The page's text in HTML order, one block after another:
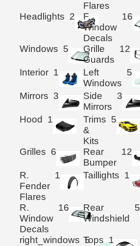
Flares
Headlights 2
F.
Window
Decals
16
Windows 5
Grille
Guards
12
Interior 1
Left
Windows
5
Mirrors 3
Side
Mirrors
3
Hood 1
Trims
&
Kits
5
Grilles 6
Rear
Bumper
12
R.
Fender
Flares
1 Taillights 1
R.
Window
Decals
16
Rear
Windshield
5
right_windows 5
Tops 1